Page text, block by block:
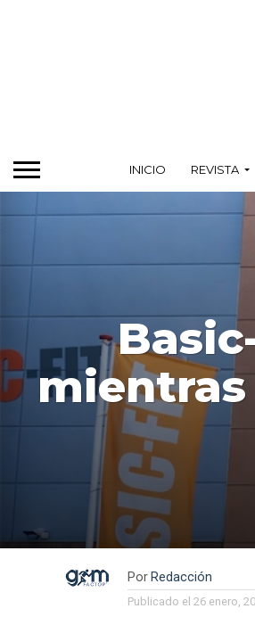
INICIO REVISTA
Por Redacción
Publicado el 26 enero,